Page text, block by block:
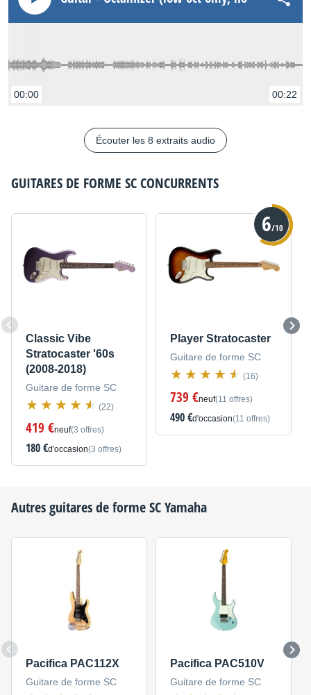
00:00 00:22
Écouter les 8 extraits audio
GUITARES DE FORME SCCONCURRENTS
Classic Vibe
Stratocaster '60s
(2008-2018)
Guitare de forme SC
(22)
419 €neuf(3 offres)
180 €d'occasion(3 offres)
6/10
Player Stratocaster
Guitare de forme SC
(16)
739 €neuf(11 offres)
490 €d'occasion(11 offres)
Autres guitares de forme SCYamaha
Pacifica PAC112X
Guitare de forme SC
Pacifica PAC510V
Guitare de forme SC